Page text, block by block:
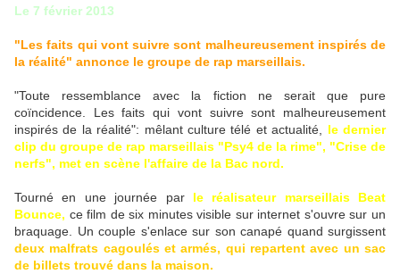
Le 7 février 2013
"Les faits qui vont suivre sont malheureusement inspirés de
la réalité" annonce le groupe de rap marseillais.
"Toute ressemblance avec la fiction ne serait que pure
coïncidence. Les faits qui vont suivre sont malheureusement
inspirés de la réalité": mêlant culture télé et actualité, le dernier
clip du groupe de rap marseillais "Psy4 de la rime", "Crise de
nerfs", met en scène l'affaire de la Bac nord.
Tourné en une journée par le réalisateur marseillais Beat
Bounce, ce film de six minutes visible sur internet s'ouvre sur un
braquage. Un couple s'enlace sur son canapé quand surgissent
deux malfrats cagoulés et armés, qui repartent avec un sac
de billets trouvé dans la maison.